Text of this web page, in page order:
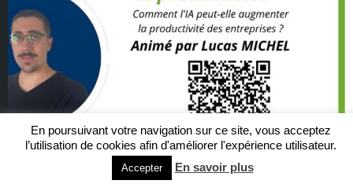
En poursuivant votre navigation sur ce site, vous acceptez
l’utilisation de cookies afin d'améliorer l'expérience utilisateur.
Accepter En savoir plus